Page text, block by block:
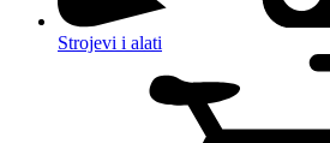
Strojevi i alati